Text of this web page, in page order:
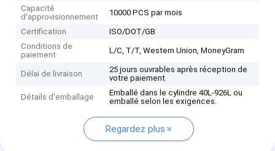
Capacité
d'approvisionnement
10000 PCS par mois
Certification
ISO/DOT/GB
Conditions de
paiement
L/C, T/T, Western Union, MoneyGram
Délai de livraison
25 jours ouvrables après réception de
votre paiement
Détails d'emballage
Emballé dans le cylindre 40L-926L ou
emballé selon les exigences.
Regardez plus